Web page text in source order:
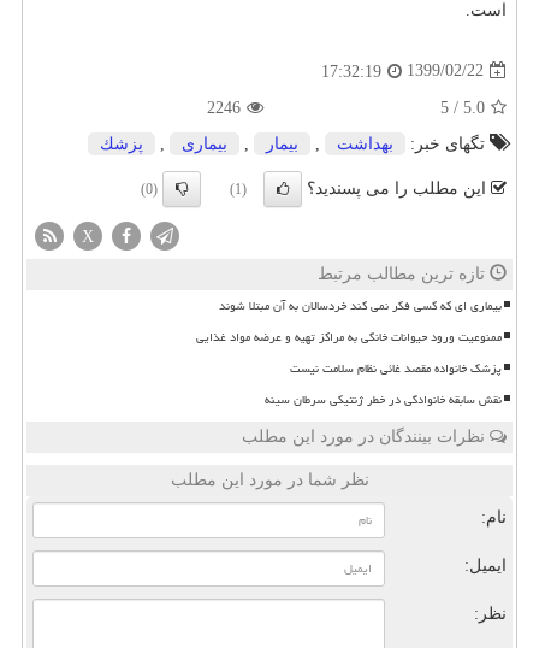
است.
1399/02/22
17:32:19
5.0
/
5
2246
تگهای خبر:
بهداشت بیمار بیماری پزشك
این مطلب را می پسندید؟ (1)
(0)
X
تازه ترین مطالب مرتبط
بیماری ای که کسی فکر نمی کند خردسالان به آن مبتلا شوند
ممنوعیت ورود حیوانات خانگی به مراکز تهیه و عرضه مواد غذایی
پزشک خانواده مقصد غائی نظام سلامت نیست
نقش سابقه خانوادگی در خطر ژنتیکی سرطان سینه
نظرات بینندگان در مورد این مطلب
نظر شما در مورد این مطلب
نام:
ایمیل:
نظر: